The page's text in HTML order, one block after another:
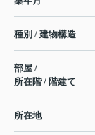
種別 / 建物構造
部屋 /
所在階 / 階建て
所在地